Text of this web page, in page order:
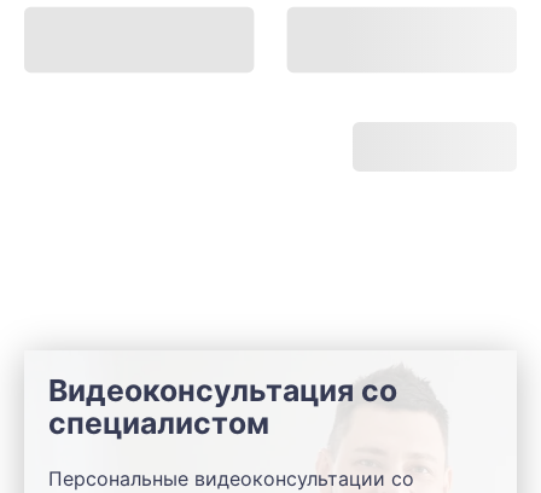
Видеоконсультация со
специалистом
Персональные видеоконсультации со